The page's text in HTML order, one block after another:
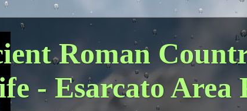
Roman
- Esarcato Area